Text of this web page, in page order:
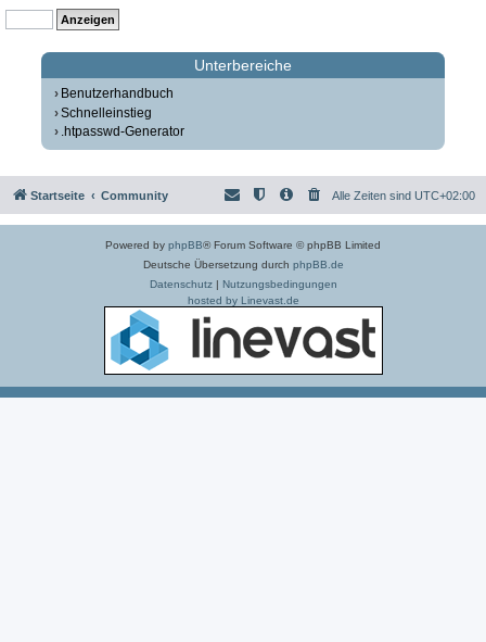
Unterbereiche
Benutzerhandbuch
Schnelleinstieg
.htpasswd-Generator
Startseite Community Alle Zeiten sind UTC+02:00
Powered by phpBB® Forum Software © phpBB Limited
Deutsche Übersetzung durch phpBB.de
Datenschutz| Nutzungsbedingungen
hosted by Linevast.de